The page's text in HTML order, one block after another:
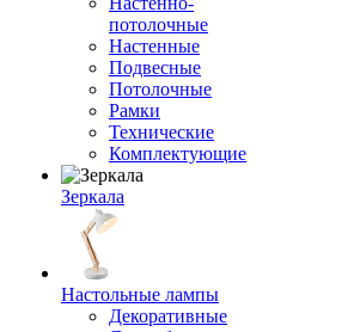
потолочные
Настенные
Подвесные
Потолочные
Рамки
Технические
Комплектующие
Зеркала
Настольные лампы
Декоративные